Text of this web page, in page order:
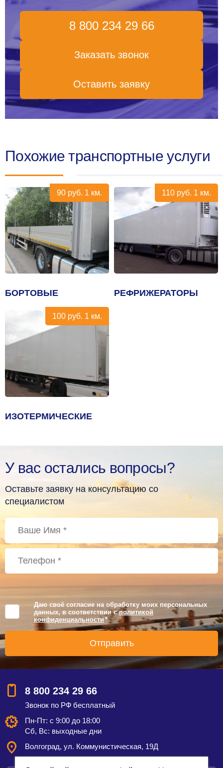
8 800 234 29 66
Заказать звонок
Оставить заявку
Похожие транспортные услуги
БОРТОВЫЕ
90 руб. 1 км.
РЕФРИЖЕРАТОРЫ
110 руб. 1 км.
ИЗОТЕРМИЧЕСКИЕ
100 руб. 1 км.
У вас остались вопросы?
Оставьте заявку на консультацию со
специалистом
Даю своё согласие на обработку моих персональных
данных, в соответствии сполитикой
конфиденциальности *
8 800 234 29 66
Звонок по РФ бесплатный
Пн-Пт: с 9:00 до 18:00
Сб, Вс: выходные дни
Волгоград, ул. Коммунистическая, 19Д